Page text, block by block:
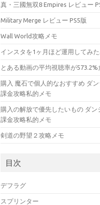
真・三國無双8 Empires レビュー
Military Merge レビュー PS5版
Wall World攻略メモ
インスタを1ヶ月ほど運用してみ
とある動画の平均視聴率が573.2%
購入 魔石で個人的なおすすめ ダ
課金攻略私的メモ
購入の解放で優先したいもの ダン
課金攻略私的メモ
剣道の野望２攻略メモ
目次
デフラグ
スプリンター